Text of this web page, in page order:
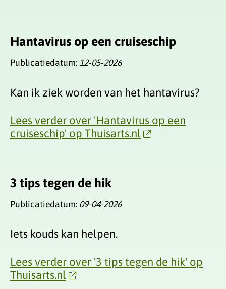
Hantavirus op een cruiseschip
Publicatiedatum: 12-05-2026
Kan ik ziek worden van het hantavirus?
Lees verder over 'Hantavirus op een
cruiseschip' op Thuisarts.nl
3 tips tegen de hik
Publicatiedatum: 09-04-2026
Iets kouds kan helpen.
Lees verder over '3 tips tegen de hik' op
Thuisarts.nl